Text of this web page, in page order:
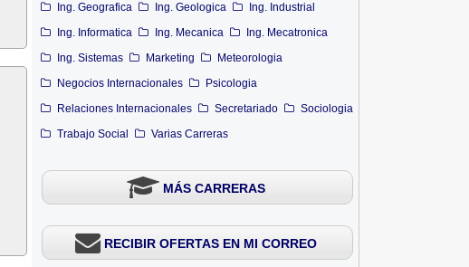
Ing. Geografica
Ing. Geologica
Ing. Industrial
Ing. Informatica
Ing. Mecanica
Ing. Mecatronica
Ing. Sistemas
Marketing
Meteorologia
Negocios Internacionales
Psicologia
Relaciones Internacionales
Secretariado
Sociologia
Trabajo Social
Varias Carreras
MÁS CARRERAS
RECIBIR OFERTAS EN MI CORREO